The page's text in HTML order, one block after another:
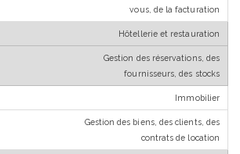
vous, de la facturation
Hôtellerie et restauration
Gestion des réservations, des
fournisseurs, des stocks
Immobilier
Gestion des biens, des clients, des
contrats de location